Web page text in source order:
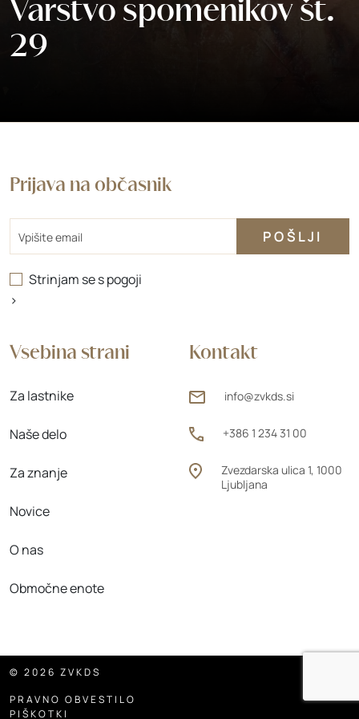
Varstvo spomenikov št.
29
Kontakt
info@zvkds.si
+386 1 234 31 00
Zvezdarska ulica 1, 1000
Ljubljana
Vsebina strani
Za lastnike
Naše delo
Za znanje
Novice
O nas
Območne enote
Prijava na občasnik
Strinjam se spogoji
>
© 2026 ZVKDS
PRAVNO OBVESTILO
PIŠKOTKI